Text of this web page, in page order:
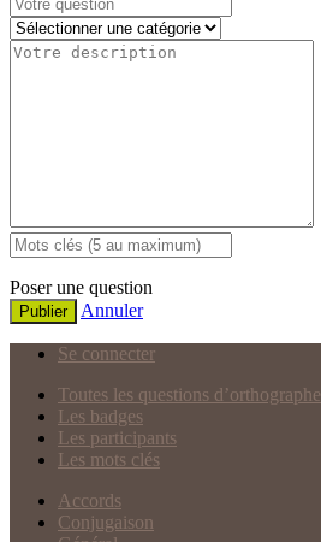
Poser une question
Publier Annuler
Se connecter
Toutes les questions d’orthographe
Les badges
Les participants
Les mots clés
Accords
Conjugaison